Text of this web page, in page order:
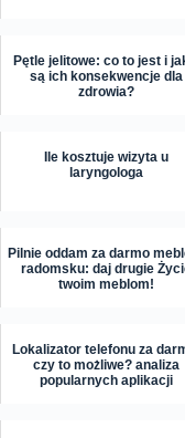
Pętle jelitowe: co to jest i
są ich konsekwencje dla
zdrowia?
Ile kosztuje wizyta u
laryngologa
Pilnie oddam za darmo
radomsku: daj drugie
twoim meblom!
Lokalizator telefonu za
czy to możliwe? analiza
popularnych aplikacji